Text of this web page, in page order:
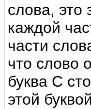
слова, это
каждой
части
что слово
буква С
этой